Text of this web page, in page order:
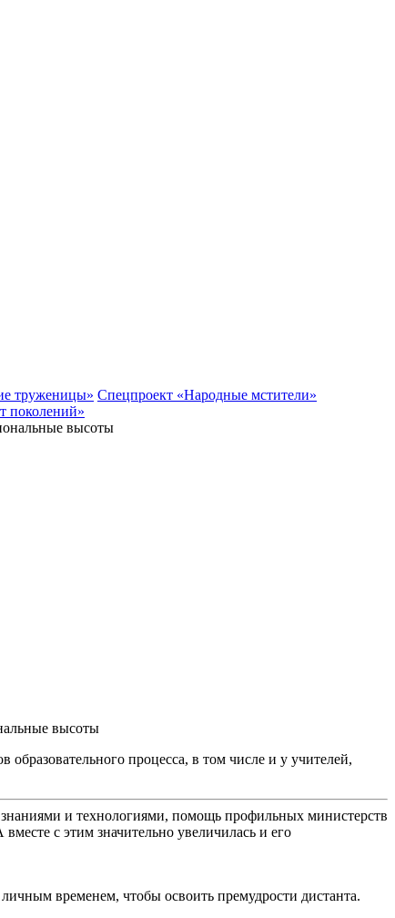
труженицы» Спецпроект «Народные мстители»
поколений»
высоты
процесса, в том числе и у учителей,
и технологиями, помощь профильных министерств
с этим значительно увеличилась и его
временем, чтобы освоить премудрости дистанта.